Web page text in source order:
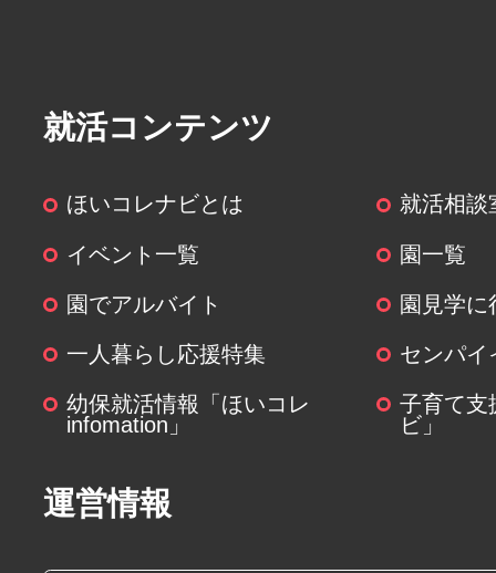
ます。
個人情報を与えることは任意です
関する情報の一部をご提供いただ
は、ご要望にお応えできない場
(７)保有個人データの開示等および
について
ご本人からの求めにより、当社が
個人データに関する開示、利用目
容の訂正・追加または削除、利用
就活コンテンツ
ほいコレナビとは 就活相談
イベント一覧 園一覧
園でアルバイト 園見学に
一人暮らし応援特集 センパイ
幼保就活情報「ほいコレ
infomation」
子育て支
ビ」
運営情報